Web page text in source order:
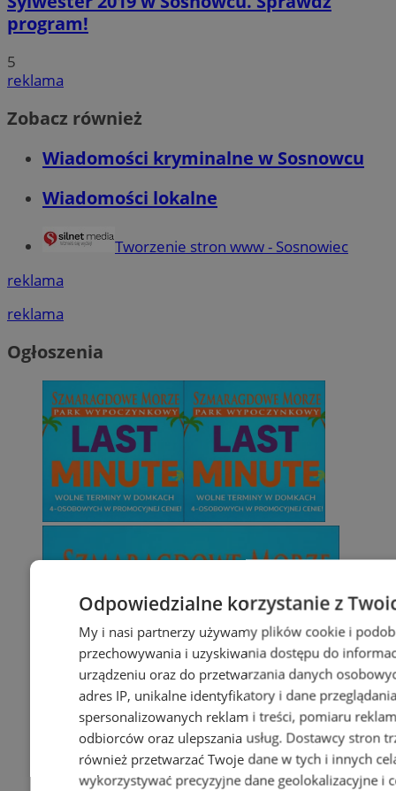
program!
5
reklama
Zobacz również
Wiadomości kryminalne w Sosnowcu
Wiadomości lokalne
Tworzenie stron www - Sosnowiec
reklama
reklama
Ogłoszenia
Odpowiedzialne korzystanie z
My i nasi partnerzy używamy plików cookie i
przechowywania i uzyskiwania dostępu do
urządzeniu oraz do przetwarzania danych
adres IP, unikalne identyfikatory i dane
spersonalizowanych reklam i treści, pomiaru
odbiorców oraz ulepszania usług. Dostawcy stron
również przetwarzać Twoje dane w tych i innych
wykorzystywać precyzyjne dane geolokalizacyjne i